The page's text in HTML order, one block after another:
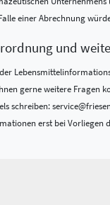
einer Abrechnung
und
gerne weitere Fragen
schreiben:
erst bei Vorliegen